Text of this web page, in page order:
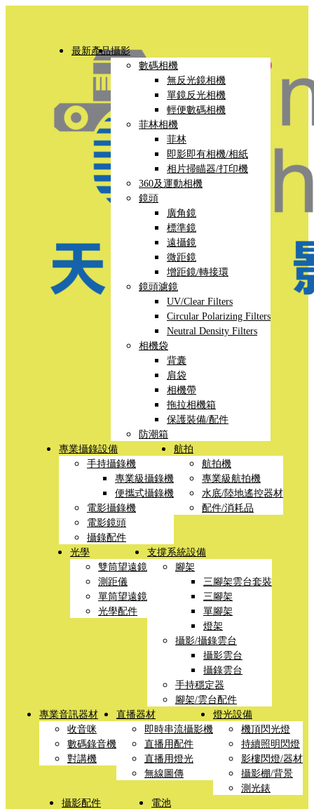
最新產品攝影
數碼相機
無反光鏡相機
單鏡反光相機
輕便數碼相機
菲林相機
菲林
即影即有相機/相紙
相片掃瞄器/打印機
360及運動相機
鏡頭
廣角鏡
標準鏡
遠攝鏡
微距鏡
增距鏡/轉接環
鏡頭濾鏡
UV/Clear Filters
Circular Polarizing Filters
Neutral Density Filters
相機袋
背囊
肩袋
相機帶
拖拉相機箱
保護裝備/配件
防潮箱
專業攝錄設備
手持攝錄機
專業級攝錄機
便攜式攝錄機
電影攝錄機
電影鏡頭
攝錄配件
航拍
航拍機
專業級航拍機
水底/陸地遙控器材
配件/消耗品
光學
雙筒望遠鏡
測距儀
單筒望遠鏡
光學配件
支撐系統設備
腳架
三腳架雲台套裝
三腳架
單腳架
燈架
攝影/攝錄雲台
攝影雲台
攝錄雲台
手持穩定器
腳架/雲台配件
專業音訊器材
收音咪
數碼錄音機
對講機
直播器材
即時串流攝影機
直播用配件
直播用燈光
無線圖傳
燈光設備
機頂閃光燈
持續照明閃燈
影樓閃燈/器材
攝影棚/背景
測光錶
攝影配件
電池